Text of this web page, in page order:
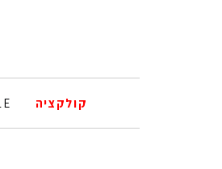
קולקציה